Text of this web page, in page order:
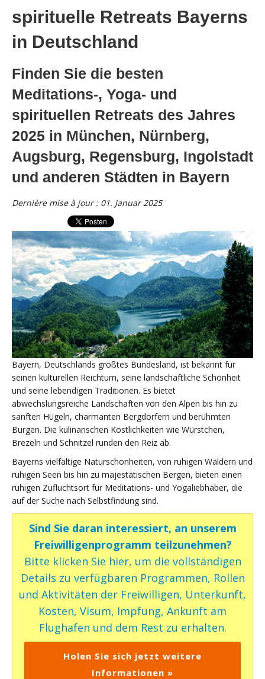
spirituelle Retreats Bayerns
in Deutschland
Finden Sie die besten
Meditations-, Yoga- und
spirituellen Retreats des Jahres
2025 in München, Nürnberg,
Augsburg, Regensburg, Ingolstadt
und anderen Städten in Bayern
Dernière mise à jour : 01. Januar 2025
Bayern, Deutschlands größtes Bundesland, ist bekannt für
seinen kulturellen Reichtum, seine landschaftliche Schönheit
und seine lebendigen Traditionen. Es bietet
abwechslungsreiche Landschaften von den Alpen bis hin zu
sanften Hügeln, charmanten Bergdörfern und berühmten
Burgen. Die kulinarischen Köstlichkeiten wie Würstchen,
Brezeln und Schnitzel runden den Reiz ab.
Bayerns vielfältige Naturschönheiten, von ruhigen Wäldern und
ruhigen Seen bis hin zu majestätischen Bergen, bieten einen
ruhigen Zufluchtsort für Meditations- und Yogaliebhaber, die
auf der Suche nach Selbstfindung sind.
Sind Sie daran interessiert, an unserem
Freiwilligenprogramm teilzunehmen?
Bitte klicken Sie hier, um die vollständigen
Details zu verfügbaren Programmen, Rollen
und Aktivitäten der Freiwilligen, Unterkunft,
Kosten, Visum, Impfung, Ankunft am
Flughafen und dem Rest zu erhalten.
Holen Sie sich jetzt weitere
Informationen »